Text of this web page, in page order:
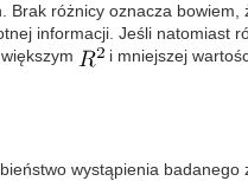
różnicy oznacza
informacji. Jeśli natomiast
i mniejszej
wystąpienia badanego